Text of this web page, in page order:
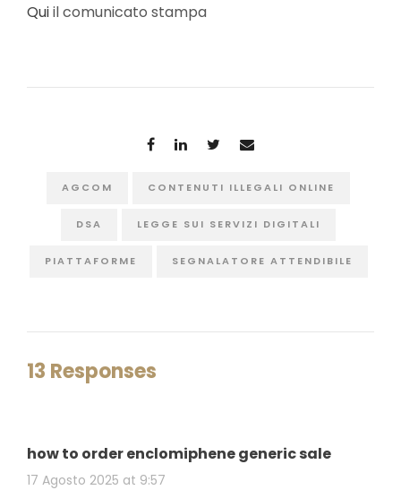
Quiil comunicato stampa
AGCOM CONTENUTI ILLEGALI ONLINE
DSA LEGGE SUI SERVIZI DIGITALI
PIATTAFORME SEGNALATORE ATTENDIBILE
13 Responses
how to order enclomiphene generic sale
17 Agosto 2025 at 9:57